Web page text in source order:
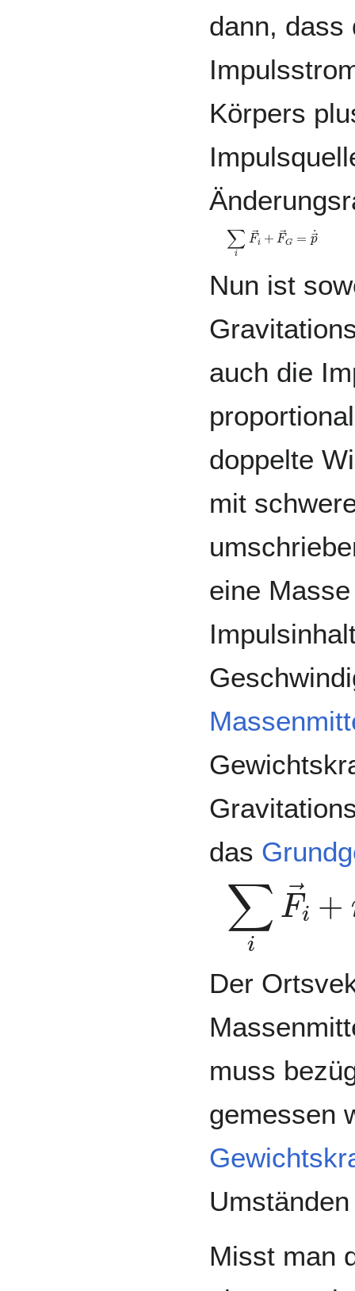
dann, dass
Körpers
∑iF → + F→ =p
Nun ist
auch die
doppelte
mit
eine
das
∑iF →
Der
muss
gemessen
Misst man